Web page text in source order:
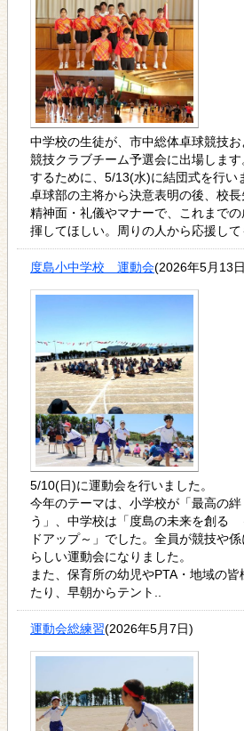
中学校の生徒が、市中総体卓球競技
競技クラブチーム予選会に出場しま
するために、5/13(水)に結団式を行い
卓球部の主将から決意表明の後、校長
精神面・礼儀やマナーで、これまで
揮してほしい。周りの人から応援して
度島小中学校 運動会(2026年5月13
5/10(日)に運動会を行いました。
今年のテーマは、小学校が「最高の
う」、中学校は「度島の未来を創る
ドアップ～」でした。全員が競技や
らしい運動会になりました。
また、保育所の幼児やPTA・地域の
たり、早朝からテント..
運動会総練習(2026年5月7日)